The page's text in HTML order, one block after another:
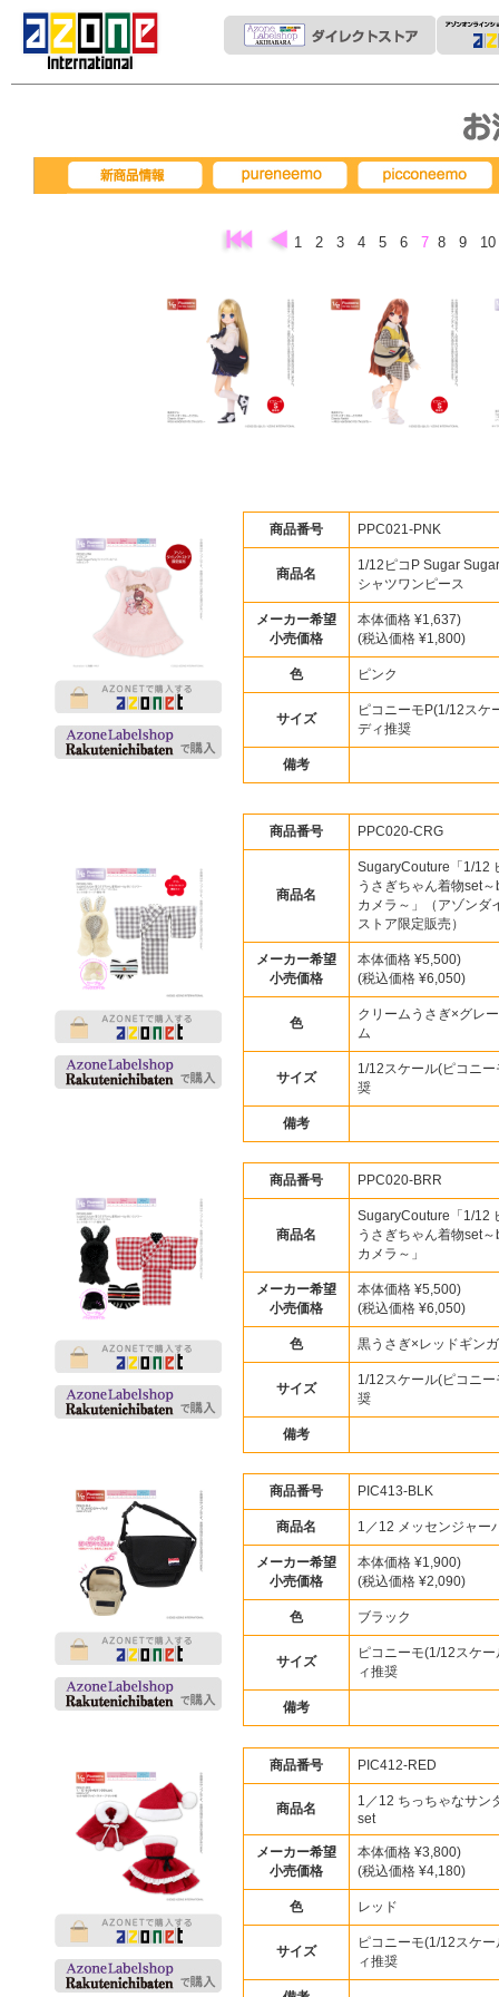
1 2 3 4 5 6 7 8 9 10
商品番号 PPC021-PNK
商品名
1/12ピコP Sugar
シャツワンピース
メーカー希望
小売価格
本体価格 ¥1,637)
(税込価格 ¥1,800)
色 ピンク
サイズ
ピコニーモP(1/12スケ
ディ推奨
備考
商品番号 PPC020-CRG
商品名
SugaryCouture「1/12
うさぎちゃん着物set
カメラ～」（アゾンダ
ストア限定販売）
メーカー希望
小売価格
本体価格 ¥5,500)
(税込価格 ¥6,050)
色
クリームうさぎ×グレ
ム
サイズ
1/12スケール(ピコニー
奨
備考
商品番号 PPC020-BRR
商品名
SugaryCouture「1/12
うさぎちゃん着物set
カメラ～」
メーカー希望
小売価格
本体価格 ¥5,500)
(税込価格 ¥6,050)
色 黒うさぎ×レッドギン
サイズ
1/12スケール(ピコニー
奨
備考
商品番号 PIC413-BLK
商品名 1／12 メッセンジャー
メーカー希望
小売価格
本体価格 ¥1,900)
(税込価格 ¥2,090)
色 ブラック
サイズ
ピコニーモ(1/12スケ
ィ推奨
備考
商品番号 PIC412-RED
商品名
1／12 ちっちゃなサン
set
メーカー希望
小売価格
本体価格 ¥3,800)
(税込価格 ¥4,180)
色 レッド
サイズ
ピコニーモ(1/12スケ
ィ推奨